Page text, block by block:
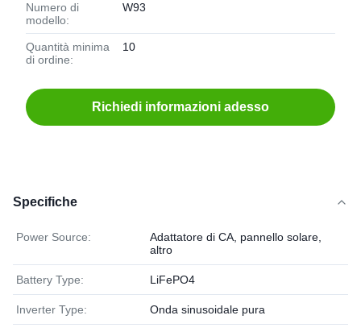
Numero di
modello:
W93
Quantità minima
di ordine:
10
Richiedi informazioni adesso
Specifiche
Power Source:
Adattatore di CA, pannello solare,
altro
Battery Type: LiFePO4
Inverter Type: Onda sinusoidale pura